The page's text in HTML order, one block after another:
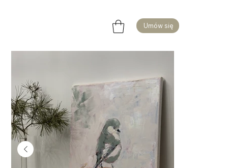
Umów się
"Ptak na gałęzi" – obraz akrylowy